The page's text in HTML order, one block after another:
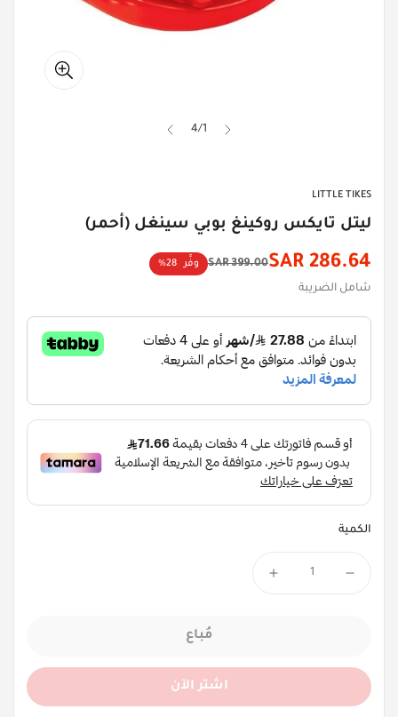
1
/
4
LITTLE TIKES
ليتل تايكس روكينغ بوبي سينغل (أحمر)
سعر
الخصم
286.64 SAR
السعر
الأصلي
399.00 SAR وفِّر 28%
شامل الضريبة
الكمية
مُباع
اشتر الآن